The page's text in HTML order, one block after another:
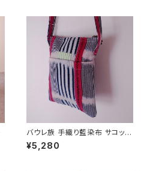
バウレ族 手織り藍染布 サコッシ
ュ/ショルダーバッグ
¥5,280